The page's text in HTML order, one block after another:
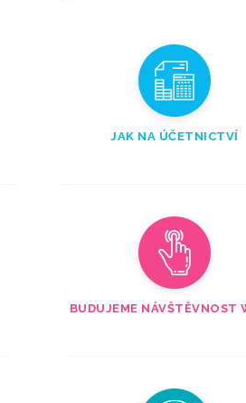
JAK NA ÚČETNICTVÍ
BUDUJEME NÁVŠTĚVNOST